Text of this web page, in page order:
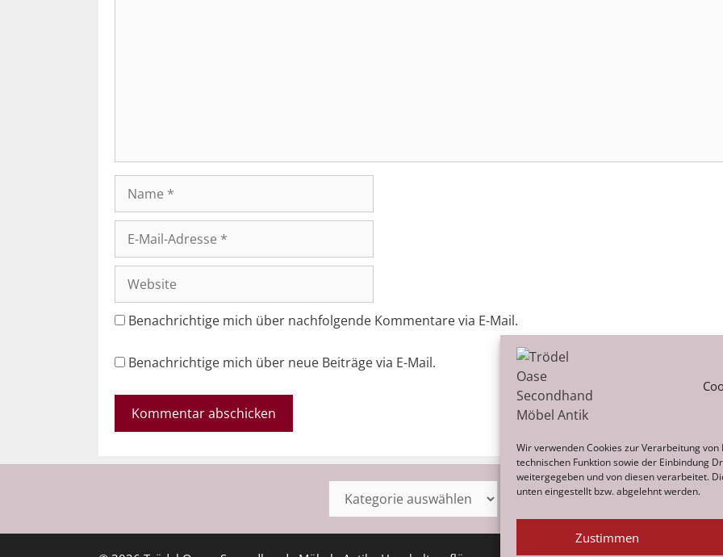
Wir verwenden Cookies zur Verarbeitung
technischen Funktion sowie der Einbindung
weitergegeben und von diesen verarbeitet.
unten eingestellt bzw. abgelehnt werden.
Zustimmen
Mail-
Adresse
Website
Benachrichtige mich über nachfolgende Kommentare via E-Mail.
Benachrichtige mich über neue Beiträge via E-Mail.
Kategorien Archiv